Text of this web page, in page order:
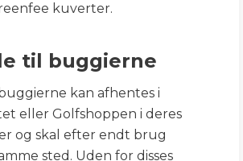
kuverter.
til buggierne
kan afhentes i
eller Golfshoppen i deres
og skal efter endt brug
sted. Uden for disses